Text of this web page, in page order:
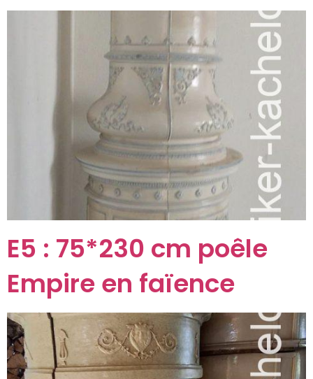
E5 : 75*230 cm poêle
Empire en faïence